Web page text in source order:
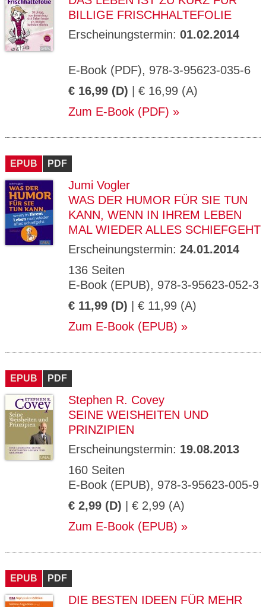
BILLIGE FRISCHHALTEFOLIE
Erscheinungstermin: 01.02.2014
E-Book (PDF), 978-3-95623-035-6
€ 16,99 (D) | € 16,99 (A)
Zum E-Book (PDF)
EPUB PDF
Jumi Vogler
WAS DER HUMOR FÜR SIE TUN
KANN, WENN IN IHREM LEBEN
MAL WIEDER ALLES SCHIEFGEHT
Erscheinungstermin: 24.01.2014
136 Seiten
E-Book (EPUB), 978-3-95623-052-3
€ 11,99 (D) | € 11,99 (A)
Zum E-Book (EPUB)
EPUB PDF
Stephen R. Covey
SEINE WEISHEITEN UND
PRINZIPIEN
Erscheinungstermin: 19.08.2013
160 Seiten
E-Book (EPUB), 978-3-95623-005-9
€ 2,99 (D) | € 2,99 (A)
Zum E-Book (EPUB)
EPUB PDF
DIE BESTEN IDEEN FÜR MEHR